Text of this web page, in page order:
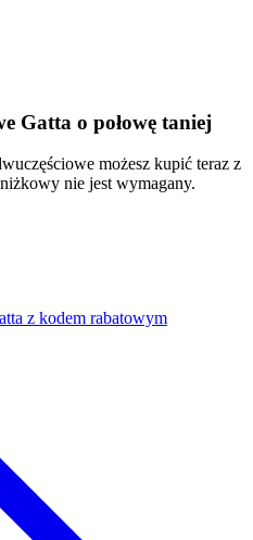
Gatta o połowę taniej
możesz kupić teraz z
nie jest wymagany.
z kodem rabatowym